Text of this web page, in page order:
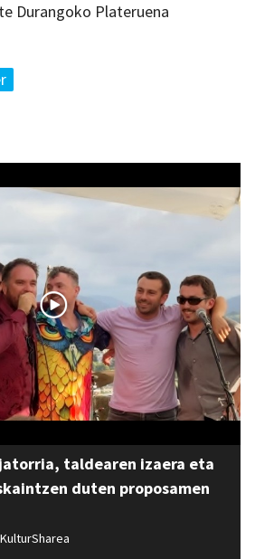
Durangoko Plateruena
taldearen izaera eta
duten proposamen
KulturSharea